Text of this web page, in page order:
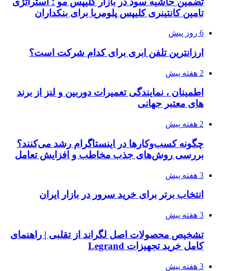
تامین کانتینری کلیپس پلومریا برای بنکداران
6 روز پیش
ارزانترین تلفن ابری برای کدام شرکت است؟
2 هفته پیش
اطمینان ، نمایندگی تعمیرات دوربین و لنز از برند
های معتبر جهانی
2 هفته پیش
چگونه کسب‌وکارها در اینستاگرام رشد می‌کنند؟
بررسی روش‌های جذب مخاطب و افزایش تعامل
3 هفته پیش
انتخاب برتر برای خرید سرور در بازار ایران
3 هفته پیش
تشخیص محصولات اصل لگراند از تقلبی | راهنمای
کامل خرید تجهیزات Legrand
3 هفته پیش